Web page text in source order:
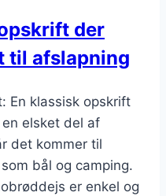
der
til afslapning
En klassisk opskrift
elsket del af
det kommer til
bål og camping.
er enkel og